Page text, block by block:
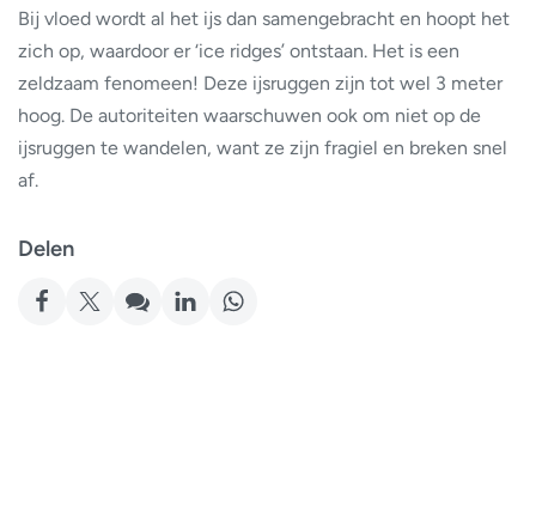
Bij vloed wordt al het ijs dan samengebracht en hoopt het
zich op, waardoor er ‘ice ridges’ ontstaan. Het is een
zeldzaam fenomeen! Deze ijsruggen zijn tot wel 3 meter
hoog. De autoriteiten waarschuwen ook om niet op de
ijsruggen te wandelen, want ze zijn fragiel en breken snel
af.
Delen